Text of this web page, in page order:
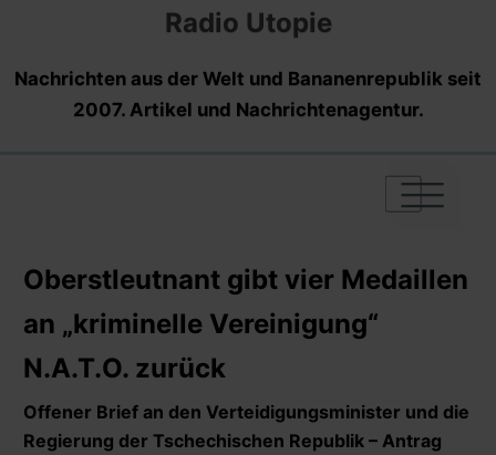
Radio Utopie
Nachrichten aus der Welt und Bananenrepublik seit
2007. Artikel und Nachrichtenagentur.
|
|
|
Oberstleutnant gibt vier Medaillen
an „kriminelle Vereinigung“
N.A.T.O. zurück
Offener Brief an den Verteidigungsminister und die
Regierung der Tschechischen Republik – Antrag